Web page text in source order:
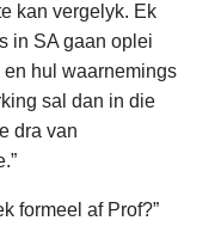
kan vergelyk. Ek
in SA gaan oplei
en hul waarnemings
sal dan in die
dra van
formeel af Prof?”